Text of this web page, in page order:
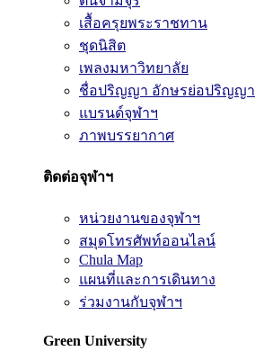
เสื้อครุยพระราชทาน
ชุดนิสิต
เพลงมหาวิทยาลัย
ชื่อปริญญา อักษรย่อปริญญา
แบรนด์จุฬาฯ
ภาพบรรยากาศ
ติดต่อจุฬาฯ
หน่วยงานของจุฬาฯ
สมุดโทรศัพท์ออนไลน์
Chula Map
แผนที่และการเดินทาง
ร่วมงานกับจุฬาฯ
Green University